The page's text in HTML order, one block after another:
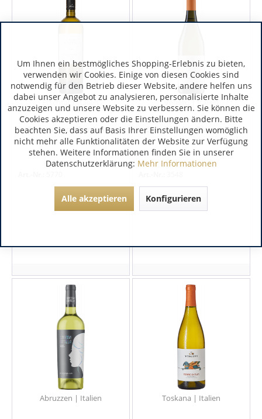
Etschtal | Italien
Albino Armani Chardonnay
Veneto | Italien
Colli del Soligo Pinot Grigio
Abruzzen | Italien Toskana | Italien
Um Ihnen ein bestmögliches Shopping-Erlebnis zu bieten,
verwenden wir Cookies. Einige von diesen Cookies sind
notwendig für den Betrieb dieser Website, andere helfen uns
dabei unser Angebot zu analysieren, personalisierte Inhalte
anzuzeigen und unsere Website zu verbessern. Sie können die
Cookies akzeptieren oder die Einstellungen ändern. Bitte
beachten Sie, dass auf Basis Ihrer Einstellungen womöglich
nicht mehr alle Funktionalitäten der Website zur Verfügung
stehen. Weitere Informationen finden Sie in unserer
Datenschutzerklärung: Mehr Informationen
Alle akzeptieren Konfigurieren